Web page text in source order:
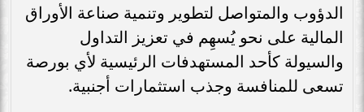
الدؤوب والمتواصل لتطوير وتنمية صناعة الأوراق
المالية على نحو يُسهِم في تعزيز التداول
والسيولة كأحد المستهدفات الرئيسية لأي بورصة
تسعى للمنافسة وجذب استثمارات أجنبية.